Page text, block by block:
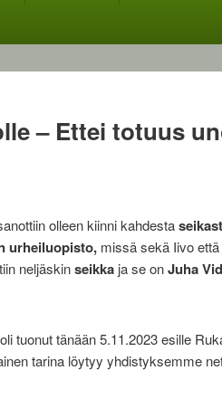
– Ettei totuus
olleen kiinni kahdesta
urheiluopisto, missä sekä Iivo
neljäskinseikka ja se onJuha
tuonut tänään 5.11.2023 esille
tarina löytyy yhdistyksemme